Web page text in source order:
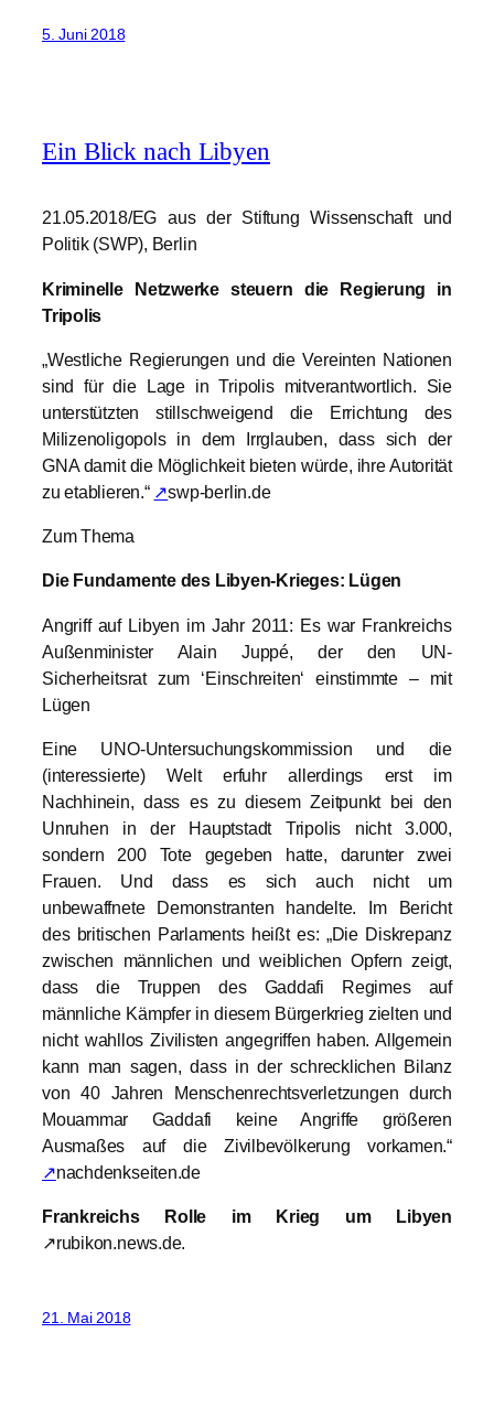
5. Juni 2018
Ein Blick nach Libyen
21.05.2018/EG aus der Stiftung Wissenschaft und
Politik (SWP), Berlin
Kriminelle Netzwerke steuern die Regierung in
Tripolis
„Westliche Regierungen und die Vereinten Nationen
sind für die Lage in Tripolis mitverantwortlich. Sie
unterstützten stillschweigend die Errichtung des
Milizenoligopols in dem Irrglauben, dass sich der
GNA damit die Möglichkeit bieten würde, ihre Autorität
zu etablieren.“ ↗swp-berlin.de
Zum Thema
Die Fundamente des Libyen-Krieges: Lügen
Angriff auf Libyen im Jahr 2011: Es war Frankreichs
Außenminister Alain Juppé, der den UN-
Sicherheitsrat zum ‘Einschreiten‘ einstimmte – mit
Lügen
Eine UNO-Untersuchungskommission und die
(interessierte) Welt erfuhr allerdings erst im
Nachhinein, dass es zu diesem Zeitpunkt bei den
Unruhen in der Hauptstadt Tripolis nicht 3.000,
sondern 200 Tote gegeben hatte, darunter zwei
Frauen. Und dass es sich auch nicht um
unbewaffnete Demonstranten handelte. Im Bericht
des britischen Parlaments heißt es: „Die Diskrepanz
zwischen männlichen und weiblichen Opfern zeigt,
dass die Truppen des Gaddafi Regimes auf
männliche Kämpfer in diesem Bürgerkrieg zielten und
nicht wahllos Zivilisten angegriffen haben. Allgemein
kann man sagen, dass in der schrecklichen Bilanz
von 40 Jahren Menschenrechtsverletzungen durch
Mouammar Gaddafi keine Angriffe größeren
Ausmaßes auf die Zivilbevölkerung vorkamen.“
↗nachdenkseiten.de
Frankreichs Rolle im Krieg um Libyen
↗rubikon.news.de.
21. Mai 2018